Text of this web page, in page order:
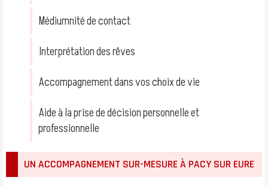
Médiumnité de contact
Interprétation des rêves
Accompagnement dans vos choix de vie
Aide à la prise de décision personnelle et
professionnelle
UN ACCOMPAGNEMENT SUR-MESURE À PACY SUR EURE